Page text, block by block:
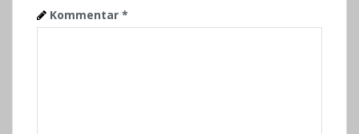
Kommentar *